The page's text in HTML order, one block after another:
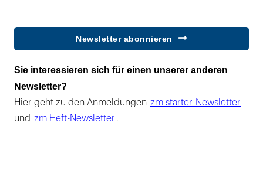
Newsletter abonnieren
Sie interessieren sich für einen unserer anderen
Newsletter?
Hier geht zu den Anmeldungen zm starter-Newsletter
und zm Heft-Newsletter .